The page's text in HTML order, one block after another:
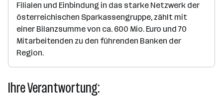
Filialen und Einbindung in das starke Netzwerk der
österreichischen Sparkassengruppe, zählt mit
einer Bilanzsumme von ca. 600 Mio. Euro und 70
Mitarbeitenden zu den führenden Banken der
Region.
Ihre Verantwortung: